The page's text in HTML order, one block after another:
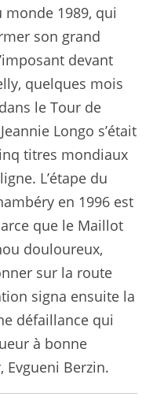
1989, qui
son grand
devant
quelques mois
le Tour de
Longo s’était
titres mondiaux
L’étape du
en 1996 est
que le Maillot
douloureux,
sur la route
signa ensuite la
défaillance qui
à bonne
Evgueni Berzin.